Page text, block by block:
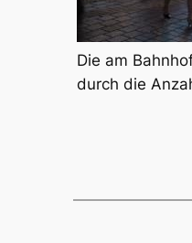
Die am
durch die